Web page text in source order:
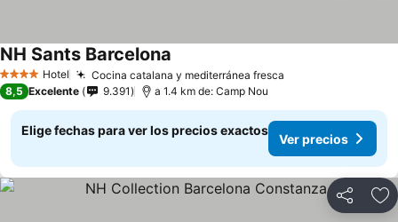
4 EstrellasHotel Cocina catalana y mediterránea fresca
NH Sants Barcelona
8,5 Excelente 9.391 a 1.4 km de: Camp Nou
Elige fechas para ver los precios exactos
Ver precios
Compartir